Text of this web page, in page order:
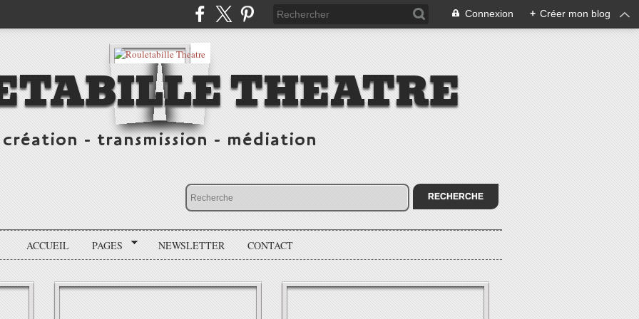
Connexion + Créer mon blog
THEATRE
création - transmission - médiation
ACCUEIL PAGES NEWSLETTER CONTACT